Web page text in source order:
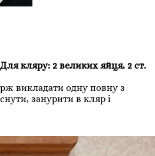
кляру: 2 великих яйця, 2 ст.
викладати одну повну з
занурити в кляр і